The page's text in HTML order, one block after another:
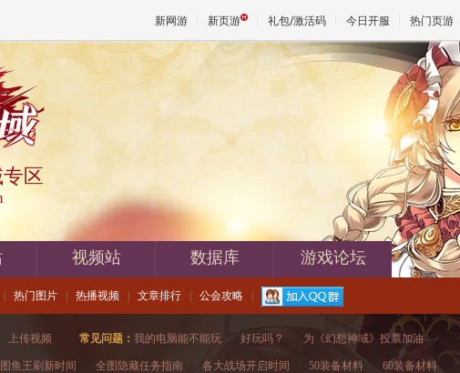
新网游 新页游 礼包/激活码 今日开服 热门页游
魔兽
天堂
王权与
专区
视频站 数据库 游戏论坛
热门图片 热播视频 文章排行 公会攻略
上传视频 常见问题： 我的电脑能不能玩 好玩吗？ 为《幻想神域》投票加油
鱼王刷新时间 全图隐藏任务指南 各大战场开启时间 50装备材料 60装备材料